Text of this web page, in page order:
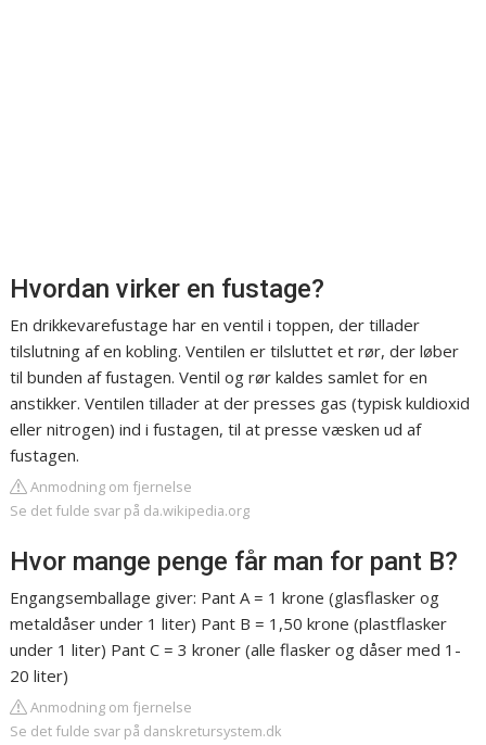
Hvordan virker en fustage?
En drikkevarefustage har en ventil i toppen, der tillader
tilslutning af en kobling. Ventilen er tilsluttet et rør, der løber
til bunden af fustagen. Ventil og rør kaldes samlet for en
anstikker. Ventilen tillader at der presses gas (typisk kuldioxid
eller nitrogen) ind i fustagen, til at presse væsken ud af
fustagen.
Anmodning om fjernelse
Se det fulde svar på da.wikipedia.org
Hvor mange penge får man for pant B?
Engangsemballage giver: Pant A = 1 krone (glasflasker og
metaldåser under 1 liter) Pant B = 1,50 krone (plastflasker
under 1 liter) Pant C = 3 kroner (alle flasker og dåser med 1-
20 liter)
Anmodning om fjernelse
Se det fulde svar på danskretursystem.dk